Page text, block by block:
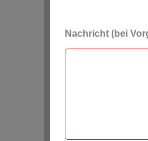
Nachricht (bei